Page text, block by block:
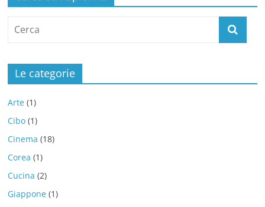
Le categorie
Arte (1)
Cibo (1)
Cinema (18)
Corea (1)
Cucina (2)
Giappone (1)